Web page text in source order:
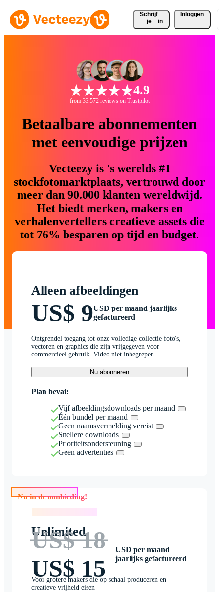
Schrijf
je
in
Inloggen
4.9
from 33.572 reviews on Trustpilot
Betaalbare abonnementen
met eenvoudige prijzen
Vecteezy is 's werelds #1
stockfotomarktplaats, vertrouwd door
meer dan 90.000 klanten wereldwijd.
Het biedt merken, makers en
verhalenvertellers creatieve assets die
tot 76% besparen op tijd en budget.
Alleen afbeeldingen
US$ 9USD per maand jaarlijks
gefactureerd
Ontgrendel toegang tot onze volledige collectie foto's,
vectoren en graphics die zijn vrijgegeven voor
commercieel gebruik. Video niet inbegrepen.
Nu abonneren
Plan bevat:
Vijf afbeeldingsdownloads per maand
Één bundel per maand
Geen naamsvermelding vereist
Snellere downloads
Prioriteitsondersteuning
Geen advertenties
Nu in de aanbieding!
Unlimited
US$ 18
US$ 15
USD per maand
jaarlijks gefactureerd
Voor grotere makers die op schaal produceren en
creatieve vrijheid eisen